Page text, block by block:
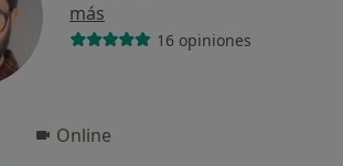
más
16 opiniones
Online